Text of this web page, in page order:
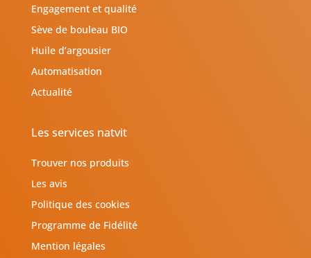
Engagement et qualité
Sève de bouleau BIO
Huile d’argousier
Automatisation
Actualité
Les services natvit
Trouver nos produits
Les avis
Politique des cookies
Programme de Fidélité
Mention légales